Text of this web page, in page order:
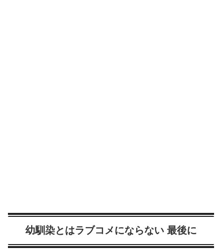
幼馴染とはラブコメにならない 最後に